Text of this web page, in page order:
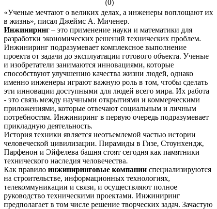
(0)
«Ученые мечтают о великих делах, а инженеры воплощают их
в жизнь», писал Джеймс А. Миченер.
Инжиниринг – это применение науки и математики для
разработки экономических решений технических проблем.
Инжиниринг подразумевает комплексное выполнение
проекта от задачи до эксплуатации готового объекта. Ученые
и изобретатели занимаются инновациями, которые
способствуют улучшению качества жизни людей, однако
именно инженеры играют важную роль в том, чтобы сделать
эти инновации доступными для людей всего мира. Их работа
- это связь между научными открытиями и коммерческими
приложениями, которые отвечают социальным и личным
потребностям. Инжиниринг в первую очередь подразумевает
прикладную деятельность.
История техники является неотъемлемой частью истории
человеческой цивилизации. Пирамиды в Гизе, Стоунхендж,
Парфенон и Эйфелева башня стоят сегодня как памятники
технического наследия человечества.
Как правило инжиниринговые компании специализируются
на строительстве, информационных технологиях,
телекоммуникации и связи, и осуществляют полное
руководство техническими проектами. Инжиниринг
предполагает в том числе решение творческих задач. Зачастую